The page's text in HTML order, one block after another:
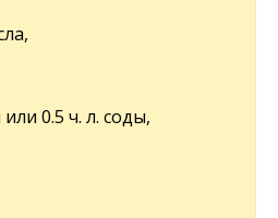
0.5 ч. л. соды,